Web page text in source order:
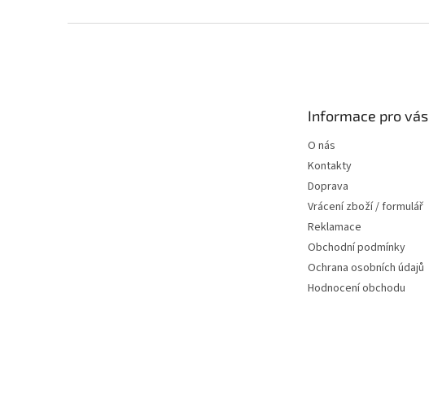
Informace pro vás
O nás
Kontakty
Doprava
Vrácení zboží / formulář
Reklamace
Obchodní podmínky
Ochrana osobních údajů
Hodnocení obchodu